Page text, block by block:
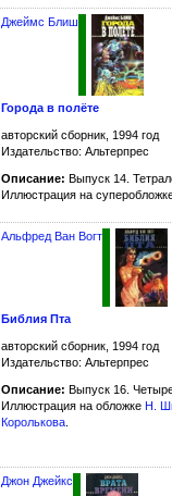
Джеймс Блиш
Города в полёте
авторский сборник, 1994 год
Издательство: Альтерпрес
Описание: Выпуск 14.
Иллюстрация на
Альфред Ван Вогт
Библия Пта
авторский сборник, 1994 год
Издательство: Альтерпрес
Описание: Выпуск 16.
Иллюстрация на обложке Н.
Королькова
Джон Джейкс